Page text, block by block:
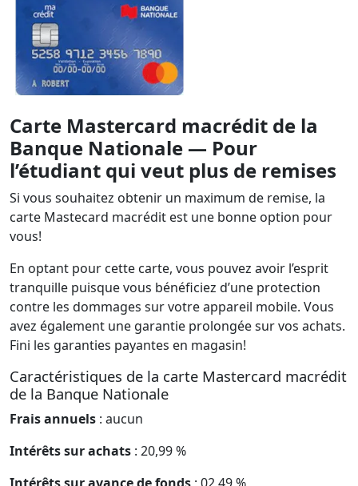
Carte Mastercard macrédit de la
Banque Nationale — Pour
l’étudiant qui veut plus de remises
Si vous souhaitez obtenir un maximum de remise, la
carte Mastecard macrédit est une bonne option pour
vous!
En optant pour cette carte, vous pouvez avoir l’esprit
tranquille puisque vous bénéficiez d’une protection
contre les dommages sur votre appareil mobile. Vous
avez également une garantie prolongée sur vos achats.
Fini les garanties payantes en magasin!
Caractéristiques de la carte Mastercard macrédit
de la Banque Nationale
Frais annuels : aucun
Intérêts sur achats : 20,99 %